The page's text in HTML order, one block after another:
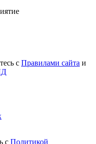
с Правилами сайта и
c Политикой